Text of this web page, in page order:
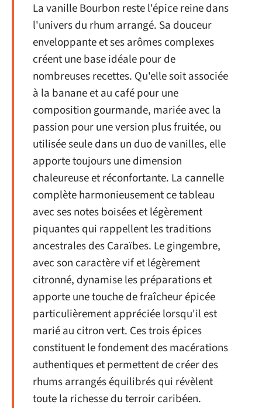
La vanille Bourbon reste l'épice reine dans
l'univers du rhum arrangé. Sa douceur
enveloppante et ses arômes complexes
créent une base idéale pour de
nombreuses recettes. Qu'elle soit associée
à la banane et au café pour une
composition gourmande, mariée avec la
passion pour une version plus fruitée, ou
utilisée seule dans un duo de vanilles, elle
apporte toujours une dimension
chaleureuse et réconfortante. La cannelle
complète harmonieusement ce tableau
avec ses notes boisées et légèrement
piquantes qui rappellent les traditions
ancestrales des Caraïbes. Le gingembre,
avec son caractère vif et légèrement
citronné, dynamise les préparations et
apporte une touche de fraîcheur épicée
particulièrement appréciée lorsqu'il est
marié au citron vert. Ces trois épices
constituent le fondement des macérations
authentiques et permettent de créer des
rhums arrangés équilibrés qui révèlent
toute la richesse du terroir caribéen.